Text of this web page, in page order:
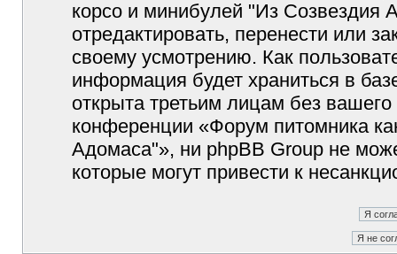
корсо и минибулей "Из Созвездия
отредактировать, перенести или
своему усмотрению. Как
информация будет храниться в
открыта третьим лицам без
конференции «Форум питомника
Адомаса"», ни phpBB Group не
которые могут привести к